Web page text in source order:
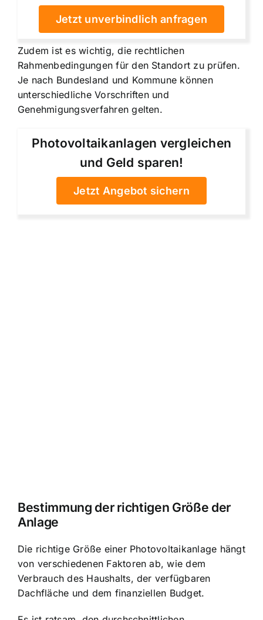
Jetzt unverbindlich anfragen
Zudem ist es wichtig, die rechtlichen
Rahmenbedingungen für den Standort zu prüfen.
Je nach Bundesland und Kommune können
unterschiedliche Vorschriften und
Genehmigungsverfahren gelten.
Photovoltaikanlagen vergleichen
und Geld sparen!
Jetzt Angebot sichern
Bestimmung der richtigen Größe der
Anlage
Die richtige Größe einer Photovoltaikanlage hängt
von verschiedenen Faktoren ab, wie dem
Verbrauch des Haushalts, der verfügbaren
Dachfläche und dem finanziellen Budget.